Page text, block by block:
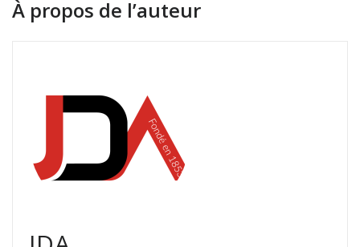
À propos de l’auteur